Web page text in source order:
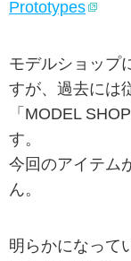
Prototypes
モデルショップ
すが、過去には
「MODEL
す。
今回のアイテム
ん。
明らかになって